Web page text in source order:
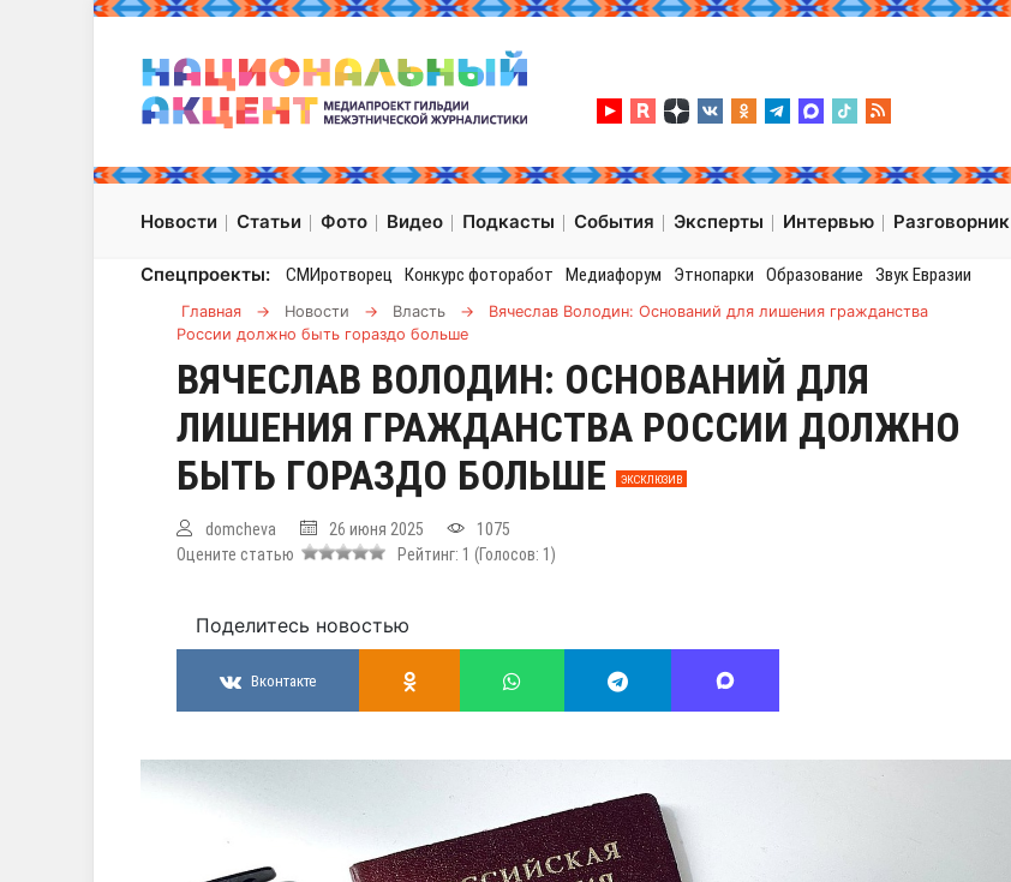
Новости Статьи Фото Видео Подкасты События Эксперты Интервью Разговорник
Спецпроекты: СМИротворец Конкурс фоторабот Медиафорум Этнопарки Образование Звук Евразии
Главная → Новости → Власть →
Вячеслав Володин: Оснований для лишения гражданства
России должно быть гораздо больше
ВЯЧЕСЛАВ ВОЛОДИН: ОСНОВАНИЙ ДЛЯ
ЛИШЕНИЯ ГРАЖДАНСТВА РОССИИ ДОЛЖНО
БЫТЬ ГОРАЗДО БОЛЬШЕ
ЭКСКЛЮЗИВ
domcheva 26 июня 2025
1075
Оцените статью
Рейтинг: 1 (Голосов: 1 )
Поделитесь новостью
Вконтакте